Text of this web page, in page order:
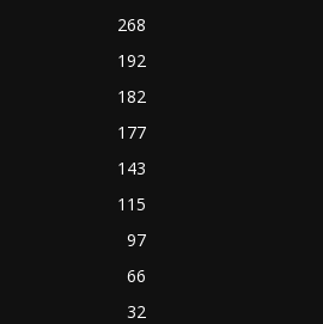
268
192
182
177
143
115
97
66
32